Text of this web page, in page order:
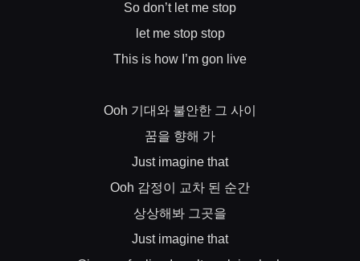
So don’t let me stop
let me stop stop
This is how I’m gon live
Ooh 기대와 불안한 그 사이
꿈을 향해 가
Just imagine that
Ooh 감정이 교차 된 순간
상상해봐 그곳을
Just imagine that